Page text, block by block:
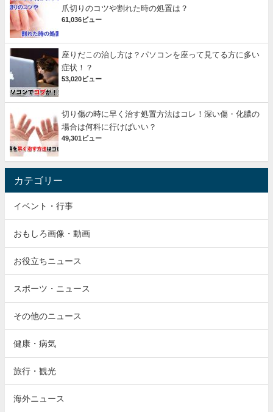
爪切りのコツや割れた時の処置は？
61,036ビュー
座りだこの治し方は？パソコンを座って見てる方に多い
症状！？
53,020ビュー
切り傷の時に早く治す処置方法はコレ！深い傷・化膿の
場合は何科に行けばいい？
49,301ビュー
カテゴリー
イベント・行事
おもしろ画像・動画
お役立ちニュース
スポーツ・ニュース
その他のニュース
健康・病気
旅行・観光
海外ニュース